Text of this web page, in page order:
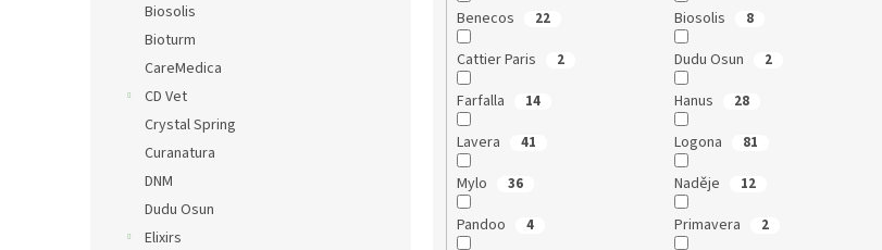
Biosolis
Bioturm
CareMedica
CD Vet
Crystal Spring
Curanatura
DNM
Dudu Osun
Elixirs
Benecos 22 Biosolis 8
Cattier Paris 2 Dudu Osun 2
Farfalla 14 Hanus 28
Lavera 41 Logona 81
Mylo 36 Naděje 12
Pandoo 4 Primavera 2